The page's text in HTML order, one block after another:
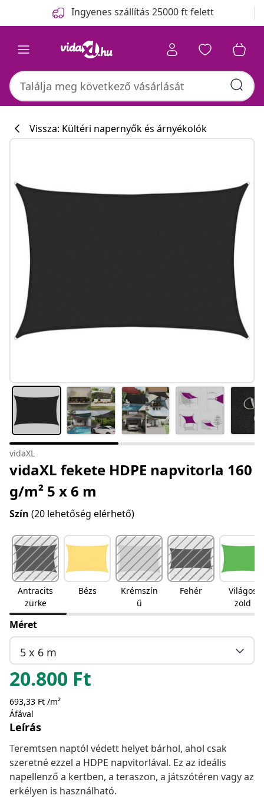
Ingyenes szállítás 25000 ft felett
Vissza: Kültéri napernyők és árnyékolók
vidaXL
vidaXL fekete HDPE napvitorla 160
g/m² 5 x 6 m
Szín (20 lehetőség elérhető)
Antracits
zürke
Bézs
Krémszín
ű
Fehér
Világos
zöld
Méret
5 x 6 m
20.800 Ft
693,33 Ft /m²
Áfával
Leírás
Teremtsen naptól védett helyet bárhol, ahol csak
szeretné ezzel a HDPE napvitorlával. Ez az ideális
napellenző a kertben, a teraszon, a játszótéren vagy az
erkélyen is használható.